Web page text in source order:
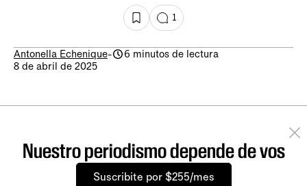
1
Antonella Echenique-
6 minutos de lectura
8 de abril de 2025
Nuestro periodismo depende de vos
Suscribite por $255/mes